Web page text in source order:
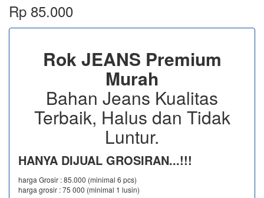
Rp 85.000
Rok JEANS Premium
Murah
Bahan Jeans Kualitas
Terbaik, Halus dan Tidak
Luntur.
HANYA DIJUAL GROSIRAN...!!!
harga Grosir : 85.000 (minimal 6 pcs)
harga grosir : 75 000 (minimal 1 lusin)